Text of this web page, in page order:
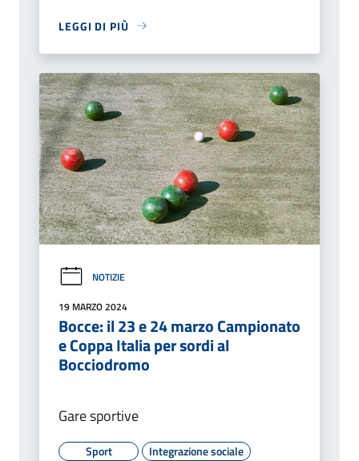
LEGGI DI PIÙ
NOTIZIE
19 MARZO 2024
Bocce: il 23 e 24 marzo Campionato
e Coppa Italia per sordi al
Bocciodromo
Gare sportive
Sport
Integrazione sociale